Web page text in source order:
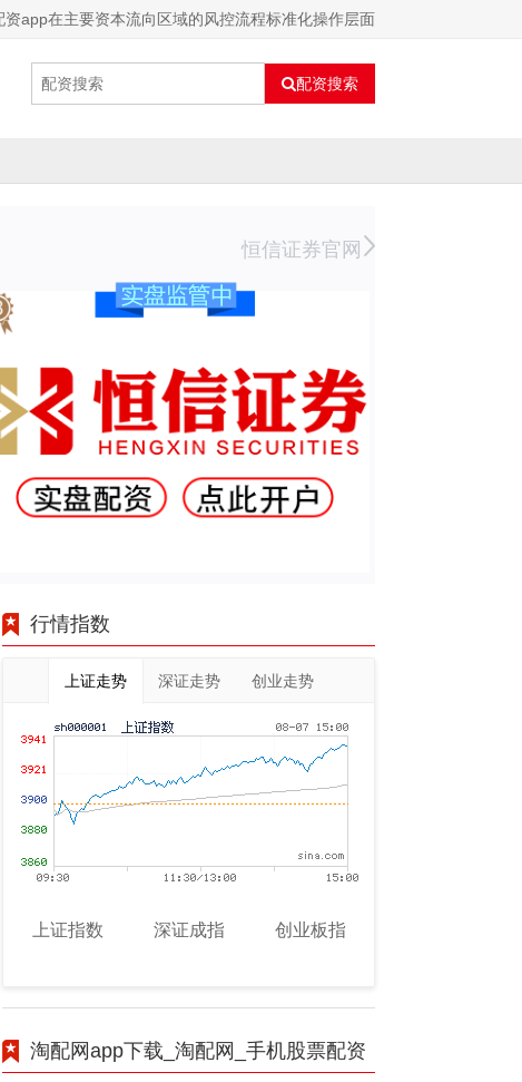
资app在主要资本流向区域的风控流程标准化操作层面
配资搜索
恒信证券官网
行情指数
上证走势 深证走势 创业走势
上证指数 深证成指 创业板指
淘配网app下载_淘配网_手机股票配资